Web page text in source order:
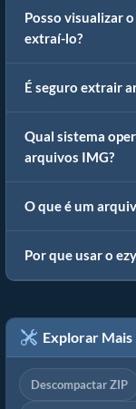
Posso visualizar
extraí-lo?
É seguro extrair
Qual sistema
arquivos IMG?
O que é um
Por que usar o
Explorar
Descompactar ZIP